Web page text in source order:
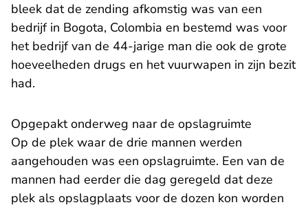
bleek dat de zending afkomstig was van een
bedrijf in Bogota, Colombia en bestemd was voor
het bedrijf van de 44-jarige man die ook de grote
hoeveelheden drugs en het vuurwapen in zijn bezit
had.
Opgepakt onderweg naar de opslagruimte
Op de plek waar de drie mannen werden
aangehouden was een opslagruimte. Een van de
mannen had eerder die dag geregeld dat deze
plek als opslagplaats voor de dozen kon worden